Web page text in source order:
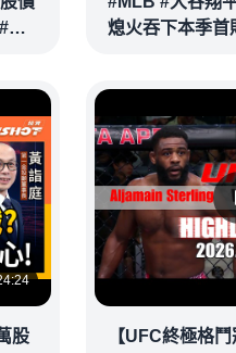
潘
熄火吞下本季首
股
【UFC終極格鬥